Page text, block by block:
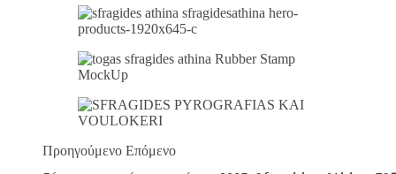
Προηγούμενο Επόμενο